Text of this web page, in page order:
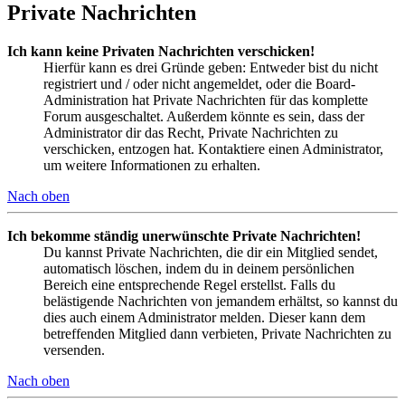
Private Nachrichten
Ich kann keine Privaten Nachrichten verschicken!
Hierfür kann es drei Gründe geben: Entweder bist du nicht
registriert und / oder nicht angemeldet, oder die Board-
Administration hat Private Nachrichten für das komplette
Forum ausgeschaltet. Außerdem könnte es sein, dass der
Administrator dir das Recht, Private Nachrichten zu
verschicken, entzogen hat. Kontaktiere einen Administrator,
um weitere Informationen zu erhalten.
Nach oben
Ich bekomme ständig unerwünschte Private Nachrichten!
Du kannst Private Nachrichten, die dir ein Mitglied sendet,
automatisch löschen, indem du in deinem persönlichen
Bereich eine entsprechende Regel erstellst. Falls du
belästigende Nachrichten von jemandem erhältst, so kannst du
dies auch einem Administrator melden. Dieser kann dem
betreffenden Mitglied dann verbieten, Private Nachrichten zu
versenden.
Nach oben